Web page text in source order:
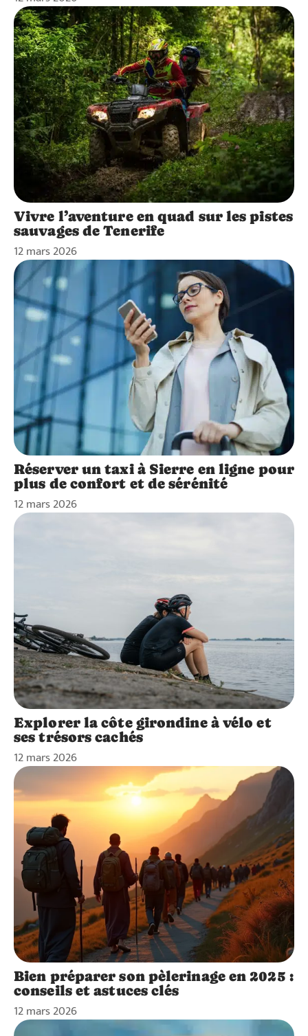
Vivre l’aventure en quad sur les pistes
sauvages de Tenerife
12 mars 2026
Réserver un taxi à Sierre en ligne pour
plus de confort et de sérénité
12 mars 2026
Explorer la côte girondine à vélo et
ses trésors cachés
12 mars 2026
Bien préparer son pèlerinage en 2025 :
conseils et astuces clés
12 mars 2026